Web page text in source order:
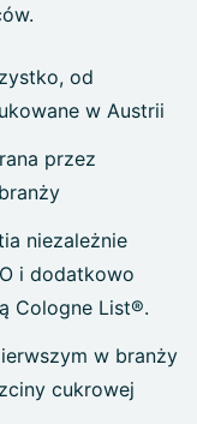
od
w Austrii
przez
niezależnie
i dodatkowo
Cologne List®.
w branży
cukrowej